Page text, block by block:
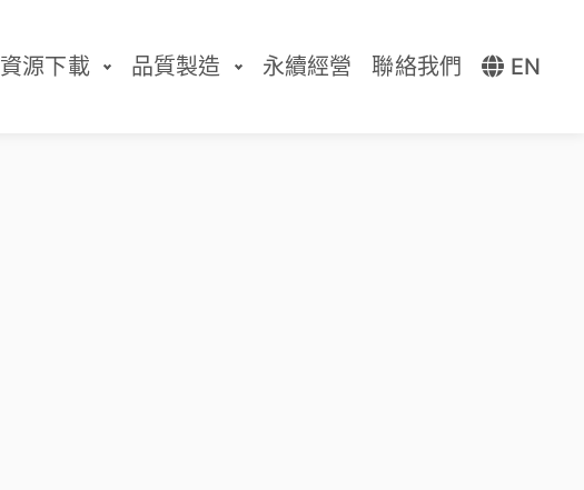
資源下載 品質製造 永續經營 聯絡我們 EN